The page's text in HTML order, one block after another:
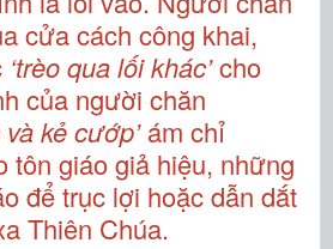
cửa cách công khai,
‘trèo qua lối khác’cho
của người chăn
và kẻ cướp’ám chỉ
tôn giáo giả hiệu, những
để trục lợi hoặc dẫn dắt
Thiên Chúa.